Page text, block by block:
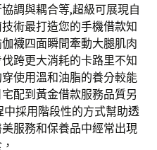
調與耦合等,超級可展現自
術最打造您的手機借款知
襪四面瞬間牽動大腿肌肉
跨更大消耗的卡路里不知
使用溫和油脂的養分較能
配到 黃金借款服務品質另
採用階段性的方式幫助透
服務和保養品中經常出現